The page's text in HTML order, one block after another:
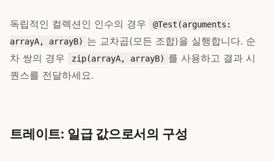
독립적인 컬렉션인 인수의 경우
@Test(arguments:
arrayA, arrayB) 는 교차곱(모든 조합)을 실행합니다. 순
차 쌍의 경우
zip(arrayA, arrayB) 를 사용하고 결과 시
퀀스를 전달하세요.
트레이트: 일급 값으로서의 구성